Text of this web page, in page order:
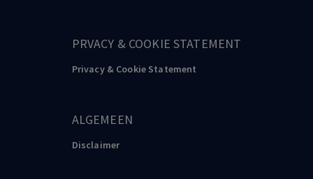
PRVACY & COOKIE STATEMENT
Privacy & Cookie Statement
ALGEMEEN
Disclaimer